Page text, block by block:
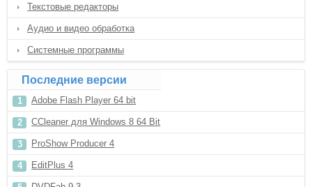
Текстовые редакторы
Аудио и видео обработка
Системные программы
Последние версии
Adobe Flash Player 64 bit
CCleaner для Windows 8 64 Bit
ProShow Producer 4
EditPlus 4